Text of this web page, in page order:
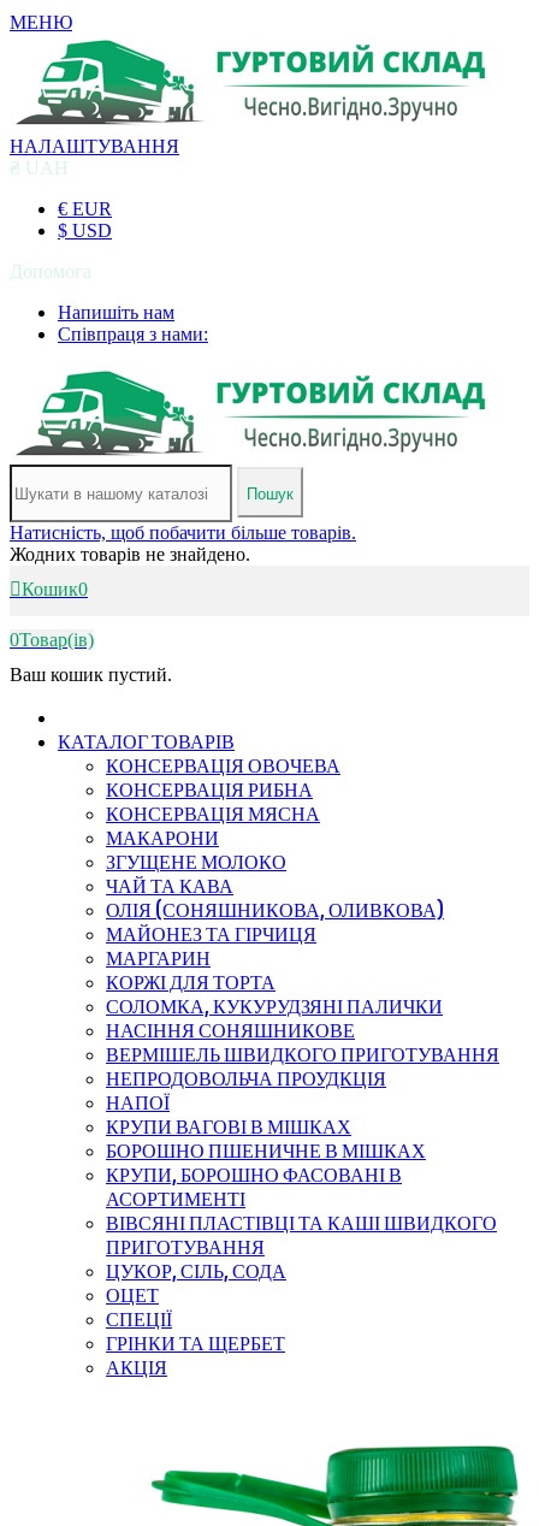
МЕНЮ
НАЛАШТУВАННЯ
₴ UAH
€ EUR
$ USD
Допомога
Напишіть нам
Співпраця з нами:
Пошук
Натисність, щоб побачити більше товарів.
Жодних товарів не знайдено.
Кошик0
0Товар(ів)
Ваш кошик пустий.
КАТАЛОГ ТОВАРІВ
КОНСЕРВАЦІЯ ОВОЧЕВА
КОНСЕРВАЦІЯ РИБНА
КОНСЕРВАЦІЯ МЯСНА
МАКАРОНИ
ЗГУЩЕНЕ МОЛОКО
ЧАЙ ТА КАВА
ОЛІЯ (СОНЯШНИКОВА, ОЛИВКОВА)
МАЙОНЕЗ ТА ГІРЧИЦЯ
МАРГАРИН
КОРЖІ ДЛЯ ТОРТА
СОЛОМКА, КУКУРУДЗЯНІ ПАЛИЧКИ
НАСІННЯ СОНЯШНИКОВЕ
ВЕРМІШЕЛЬ ШВИДКОГО ПРИГОТУВАННЯ
НЕПРОДОВОЛЬЧА ПРОУДКЦІЯ
НАПОЇ
КРУПИ ВАГОВІ В МІШКАХ
БОРОШНО ПШЕНИЧНЕ В МІШКАХ
КРУПИ, БОРОШНО ФАСОВАНІ В
АСОРТИМЕНТІ
ВІВСЯНІ ПЛАСТІВЦІ ТА КАШІ ШВИДКОГО
ПРИГОТУВАННЯ
ЦУКОР, СІЛЬ, СОДА
ОЦЕТ
СПЕЦІЇ
ГРІНКИ ТА ЩЕРБЕТ
АКЦІЯ